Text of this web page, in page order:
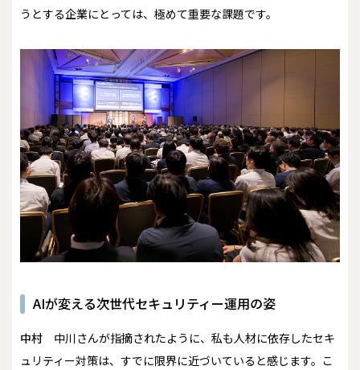
うとする企業にとっては、極めて重要な課題です。
AIが変える次世代セキュリティー運用の姿
中村
中川さんが指摘されたように、私も人材に依存したセキ
ュリティー対策は、すでに限界に近づいていると感じます。こ